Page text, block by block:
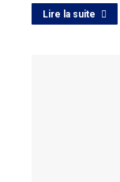
Lire la suite